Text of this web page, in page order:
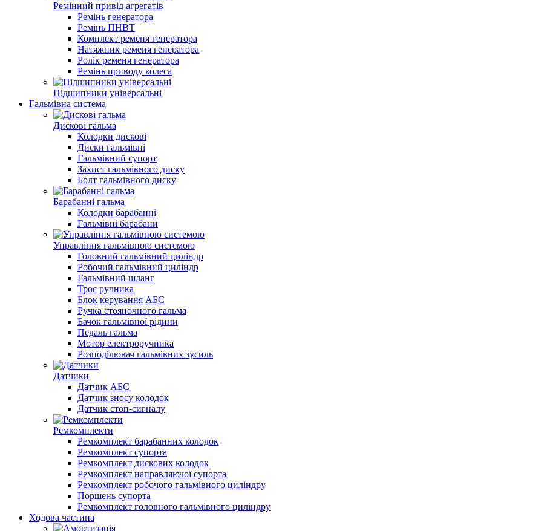
Ремінний привід агрегатів
Ремінь генератора
Ремінь ПНВТ
Комплект ременя генератора
Натяжник ременя генератора
Ролік ременя генератора
Ремінь приводу колеса
Підшипники універсальні
Гальмівна система
Дискові гальма
Колодки дискові
Диски гальмівні
Гальмівний супорт
Захист гальмівного диску
Болт гальмівного диску
Барабанні гальма
Колодки барабанні
Гальмівні барабани
Управління гальмівною системою
Головний гальмівний циліндр
Робочий гальмівний циліндр
Гальмівний шланг
Трос ручника
Блок керування АБС
Ручка стояночного гальма
Бачок гальмівної рідини
Педаль гальма
Мотор електроручника
Розподілювач гальмівних зусиль
Датчики
Датчик АБС
Датчик зносу колодок
Датчик стоп-сигналу
Ремкомплекти
Ремкомплект барабанних колодок
Ремкомплект супорта
Ремкомплект дискових колодок
Ремкомплект направляючої супорта
Ремкомплект робочого гальмівного циліндру
Поршень супорта
Ремкомплект головного гальмівного циліндру
Ходова частина